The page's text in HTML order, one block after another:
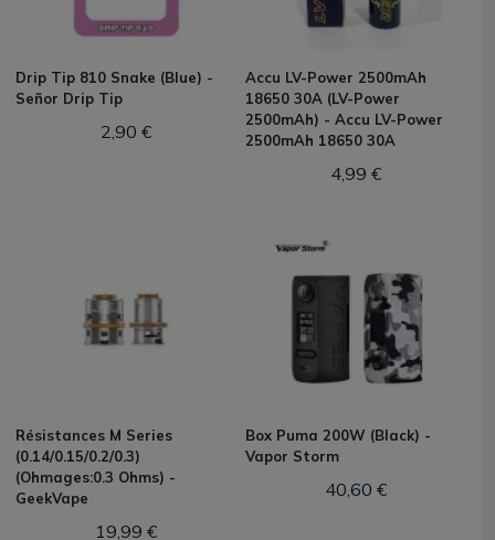
Drip Tip 810 Snake (Blue) -
Señor Drip Tip
2,90 €
Accu LV-Power 2500mAh
18650 30A (LV-Power
2500mAh) - Accu LV-Power
2500mAh 18650 30A
4,99 €
Résistances M Series
(0.14/0.15/0.2/0.3)
(Ohmages:0.3 Ohms) -
GeekVape
19,99 €
Box Puma 200W (Black) -
Vapor Storm
40,60 €